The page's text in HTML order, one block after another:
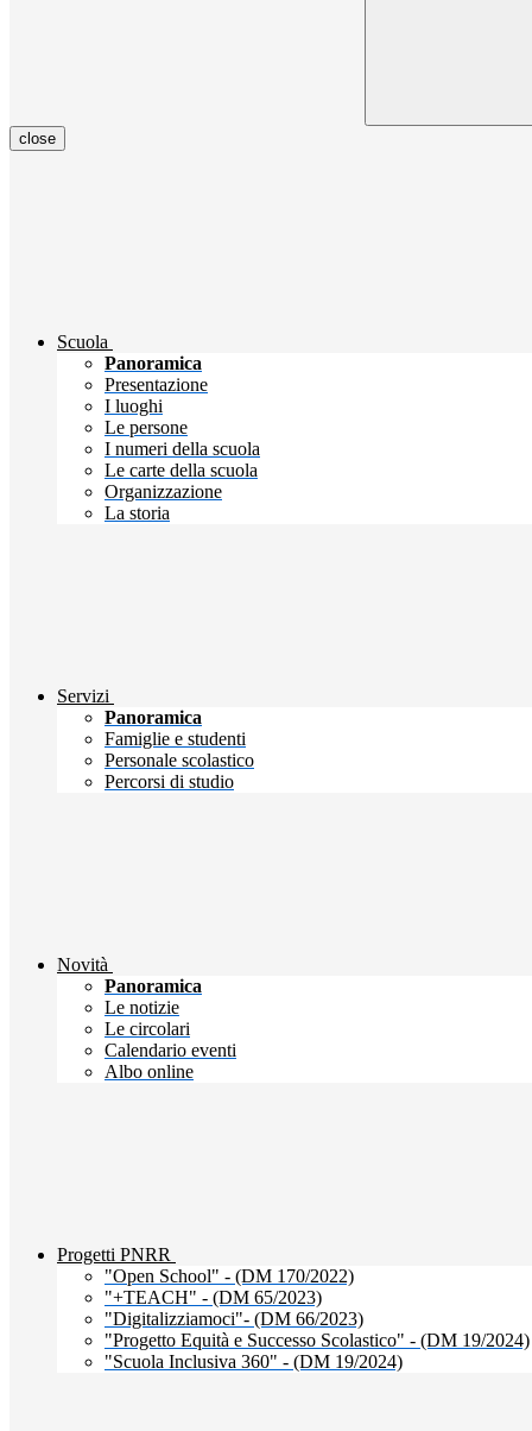
close
Scuola
Panoramica
Presentazione
I luoghi
Le persone
I numeri della scuola
Le carte della scuola
Organizzazione
La storia
Servizi
Panoramica
Famiglie e studenti
Personale scolastico
Percorsi di studio
Novità
Panoramica
Le notizie
Le circolari
Calendario eventi
Albo online
Progetti PNRR
"Open School" - (DM 170/2022)
"+TEACH" - (DM 65/2023)
"Digitalizziamoci"- (DM 66/2023)
"Progetto Equità e Successo Scolastico" - (DM 19/2024)
"Scuola Inclusiva 360" - (DM 19/2024)